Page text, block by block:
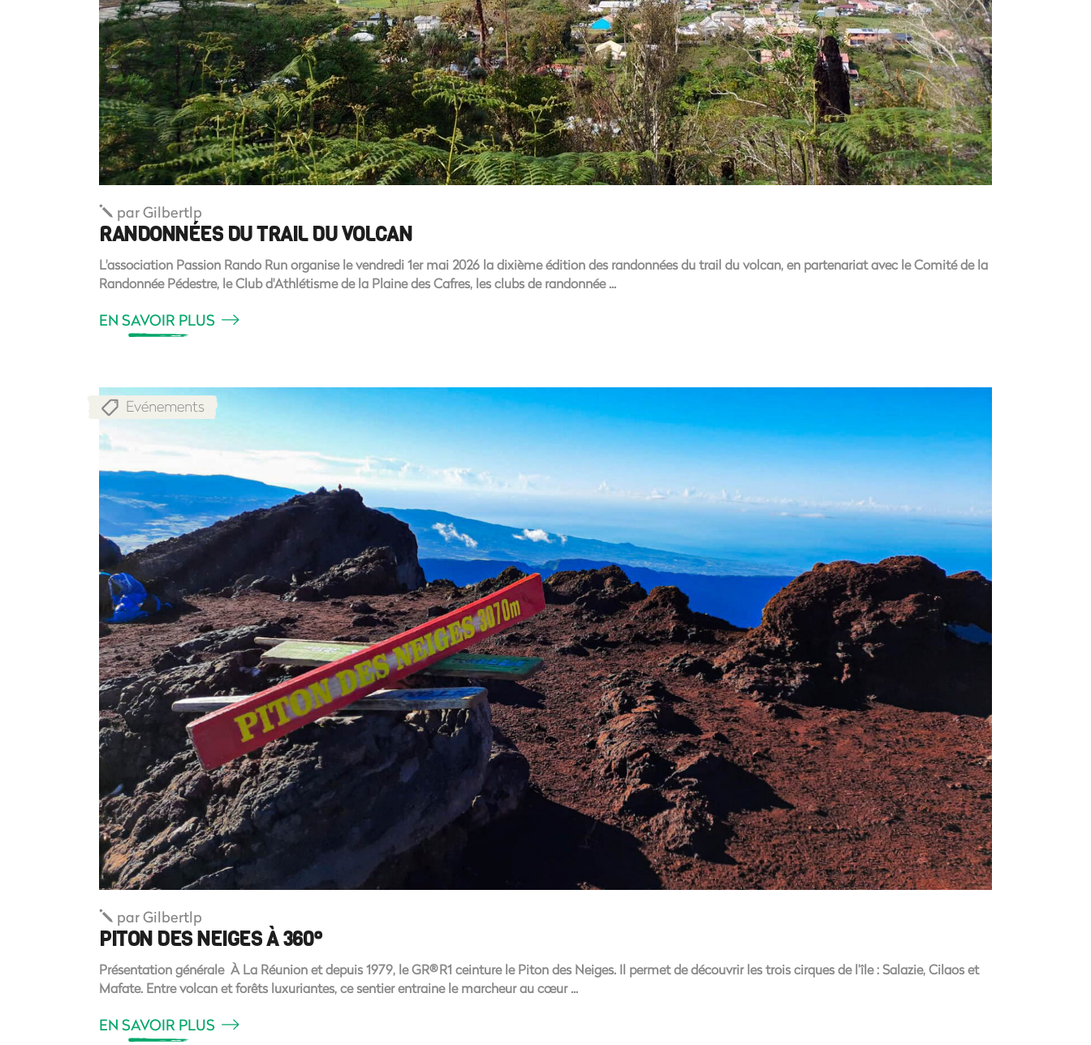
parGilbertlp
RANDONNÉES DU TRAIL DU VOLCAN
L'association Passion Rando Run organise le vendredi 1er mai 2026 la dixième édition des randonnées du trail du volcan, en partenariat avec le Comité de la
Randonnée Pédestre, le Club d'Athlétisme de la Plaine des Cafres, les clubs de randonnée
EN SAVOIR PLUS
Evénements
parGilbertlp
PITON DES NEIGES À 360°
Présentation générale À La Réunion et depuis 1979, le GR® R1 ceinture le Piton des Neiges. Il permet de découvrir les trois cirques de l’île : Salazie, Cilaos et
Mafate. Entre volcan et forêts luxuriantes, ce sentier entraine le marcheur au cœur
EN SAVOIR PLUS